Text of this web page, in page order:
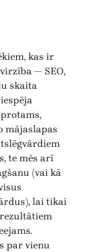
kas ir
— SEO,
skaita
mājaslapas
te mēs arī
(vai kā
lai tikai
par vienu